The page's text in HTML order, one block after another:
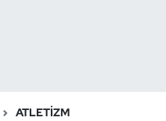
ATLETIZM